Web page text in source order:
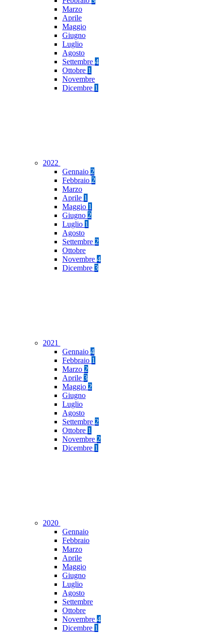
Marzo
Aprile
Maggio
Giugno
Luglio
Agosto
Settembre 4
Ottobre 1
Novembre
Dicembre 1
2022
Gennaio 2
Febbraio 2
Marzo
Aprile 1
Maggio 1
Giugno 2
Luglio 1
Agosto
Settembre 2
Ottobre
Novembre 4
Dicembre 3
2021
Gennaio 4
Febbraio 1
Marzo 2
Aprile 3
Maggio 2
Giugno
Luglio
Agosto
Settembre 2
Ottobre 1
Novembre 2
Dicembre 1
2020
Gennaio
Febbraio
Marzo
Aprile
Maggio
Giugno
Luglio
Agosto
Settembre
Ottobre
Novembre 4
Dicembre 1